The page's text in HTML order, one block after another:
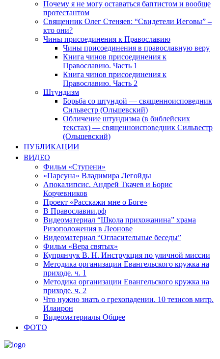
Почему я не могу оставаться баптистом и вообще
протестантом
Священник Олег Стеняев: “Свидетели Иеговы” –
кто они?
Чины присоединения к Православию
Чины присоединения в православную веру
Книга чинов присоединения к
Православию. Часть 1
Книга чинов присоединения к
Православию. Часть 2
Штундизм
Борьба со штундой — священноисповедник
Сильвестр (Ольшевский)
Обличение штундизма (в библейских
текстах) — священноисповедник Сильвестр
(Ольшевский)
ПУБЛИКАЦИИ
ВИДЕО
Фильм «Ступени»
«Парсуна» Владимира Легойды
Апокалипсис. Андрей Ткачев и Борис
Корчевников
Проект «Расскажи мне о Боге»
В Православии.рф
Видеоматериал “Школа прихожанина” храма
Ризоположения в Леонове
Видеоматериал “Огласительные беседы”
Фильм «Вера святых»
Купрянчук В. Н. Инструкция по уличной миссии
Методика организации Евангельского кружка на
приходе. ч. 1
Методика организации Евангельского кружка на
приходе. ч. 2
Что нужно знать о грехопадении. 10 тезисов митр.
Илаирон
Видеоматериалы Общее
ФОТО